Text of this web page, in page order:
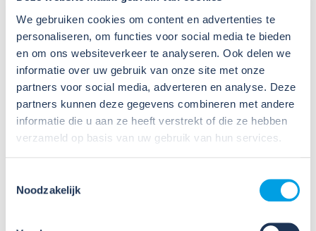
We gebruiken cookies om content en advertenties te
personaliseren, om functies voor social media te bieden
en om ons websiteverkeer te analyseren. Ook delen we
informatie over uw gebruik van onze site met onze
partners voor social media, adverteren en analyse. Deze
partners kunnen deze gegevens combineren met andere
informatie die u aan ze heeft verstrekt of die ze hebben
verzameld op basis van uw gebruik van hun services.
Noodzakelijk
beschikbaar voor de gevaarlijke stoffen waarmee zij
werken. Dat is een belangrijke eerste stap, maar
daarmee voldoe je nog niet aan de verplichtingen
u...
Lees verder
09